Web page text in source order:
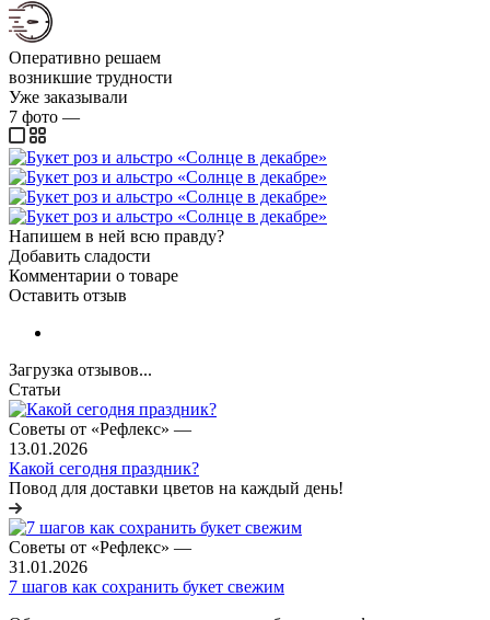
Оперативно решаем
возникшие трудности
Уже заказывали
7 фото —
Напишем в ней всю правду?
Добавить сладости
Комментарии о товаре
Оставить отзыв
Загрузка отзывов...
Статьи
Советы от «Рефлекс» —
13.01.2026
Какой сегодня праздник?
Повод для доставки цветов на каждый день!
Советы от «Рефлекс» —
31.01.2026
7 шагов как сохранить букет свежим